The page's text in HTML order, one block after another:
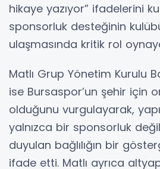
hikaye yazıyor” ifadelerini
sponsorluk desteğinin
ulaşmasında kritik rol
Matlı Grup Yönetim Kurulu
ise Bursaspor’un şehir için
olduğunu vurgulayarak,
yalnızca bir sponsorluk
duyulan bağlılığın bir
ifade etti. Matlı ayrıca